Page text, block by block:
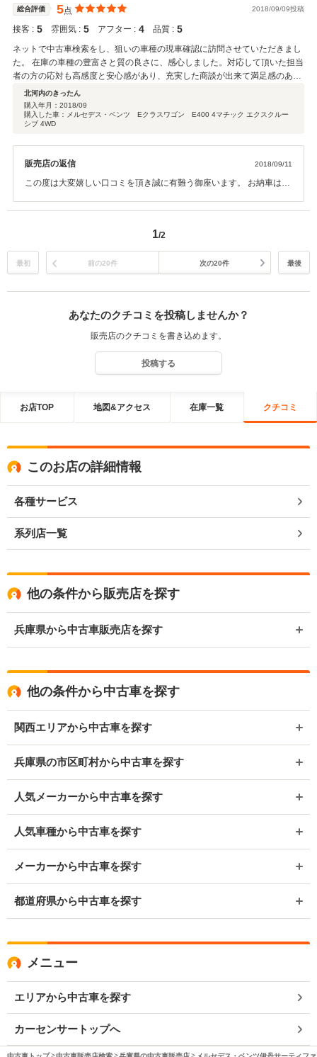
総合評価 5点 2018/09/09投稿
接客 : 5 雰囲気 : 5 アフター : 4 品質 : 5
ネットで中古車検索をし、狙いの車種の現車確認に訪問させていただきまし
た。 在庫の車種の豊富さと質の良さに、感心しました。対応して頂いた担当
者の方の応対も高感度と安心感があり、充実した商談が出来て満足感のある
結果で終われました。直ぐに実車を出して頂けましたし、ネットに掲載され
ていない車もありましたので、実際に訪問されることをお薦めします。
北河内のきったん
購入年月： 2018/09
購入した車：メルセデス・ベンツ Eクラスワゴン E400 4マチック エクスクルー
シブ 4WD
販売店の返信 2018/09/11
この度は大変嬉しい口コミを頂き誠に有難う御座います。 お納車はこ
ます様、ご準備させて頂きます。 これからも末永いお付き合い何卒よ
1/2
最初 前の20件 次の20件 最後
あなたのクチコミを投稿しませんか？
販売店のクチコミを書き込めます。
投稿する
お店TOP 地図&アクセス 在庫一覧 クチコミ
このお店の詳細情報
各種サービス
系列店一覧
他の条件から販売店を探す
兵庫県から中古車販売店を探す
他の条件から中古車を探す
関西エリアから中古車を探す
兵庫県の市区町村から中古車を探す
人気メーカーから中古車を探す
人気車種から中古車を探す
メーカーから中古車を探す
都道府県から中古車を探す
メニュー
エリアから中古車を探す
カーセンサートップへ